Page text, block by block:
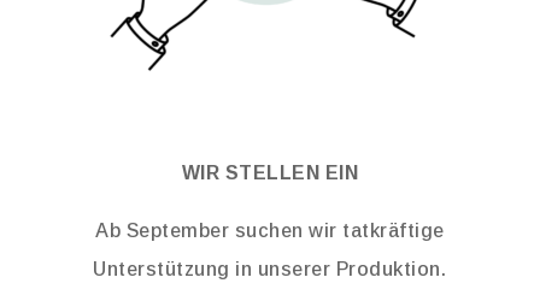
WIR STELLEN EIN
Ab September suchen wir tatkräftige
Unterstützung in unserer Produktion.